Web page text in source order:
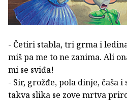
- Četiri stabla, tri grma i
miš pa me to ne zanima. Ali
mi se sviđa!
- Sir, grožđe, pola dinje, čaša
takva slika se zove mrtva